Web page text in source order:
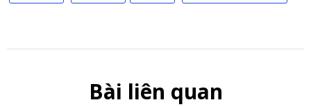
Bài liên quan